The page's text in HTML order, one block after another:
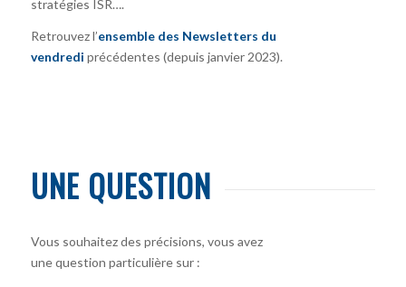
stratégies ISR….
Retrouvez l’ensemble des Newsletters du
vendredi précédentes (depuis janvier 2023).
UNE QUESTION
Vous souhaitez des précisions, vous avez
une question particulière sur :